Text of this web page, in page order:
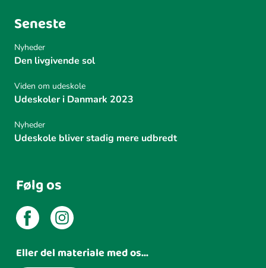
Seneste
Nyheder
Den livgivende sol
Viden om udeskole
Udeskoler i Danmark 2023
Nyheder
Udeskole bliver stadig mere udbredt
Følg os
Eller del materiale med os...